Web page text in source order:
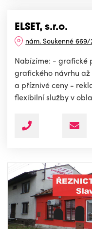
ELSET, s.r.o.
nám. Soukenné
Nabízíme: - grafické
grafického návrhu
a příznivé ceny -
flexibilní služby v